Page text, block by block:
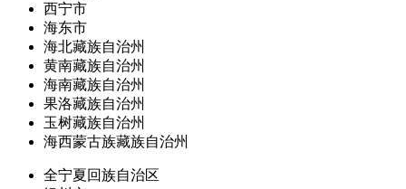
西宁市
海东市
海北藏族自治州
黄南藏族自治州
海南藏族自治州
果洛藏族自治州
玉树藏族自治州
海西蒙古族藏族自治州
全宁夏回族自治区